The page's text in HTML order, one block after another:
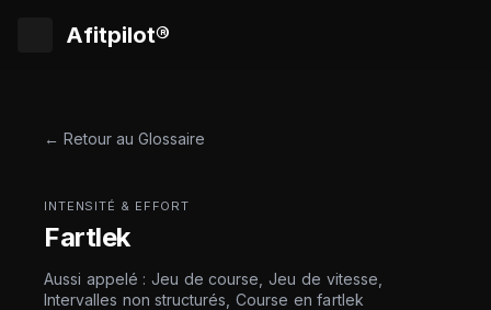
Afitpilot®
← Retour au Glossaire
INTENSITÉ & EFFORT
Fartlek
Aussi appelé : Jeu de course, Jeu de vitesse,
Intervalles non structurés, Course en fartlek